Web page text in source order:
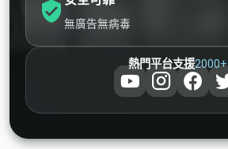
無廣告無病毒
熱門平台支援2000+